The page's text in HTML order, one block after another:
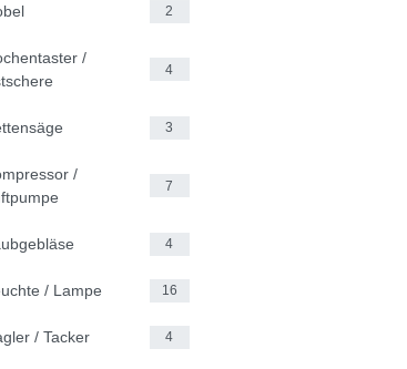
2
/
4
3
/
7
4
/ Lampe 16
/ Tacker 4